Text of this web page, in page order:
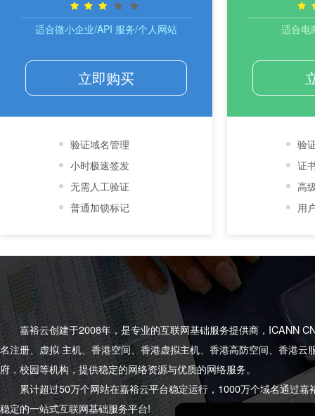
适合微小企业/API 服务/个人网站
立即购买
验证域名管理
小时极速签发
无需人工验证
普通加锁标记
适合电
验
证
高
用
嘉裕云创建于2008年，是专业的互联网基础服务提供商，ICANN
名注册、虚拟 主机、香港空间、香港虚拟主机、香港高防空间、香港
府，校园等机构，提供稳定的网络资源与优质的网络服务。
累计超过50万个网站在嘉裕云平台稳定运行，1000万个域名通过嘉
稳定的一站式互联网基础服务平台!